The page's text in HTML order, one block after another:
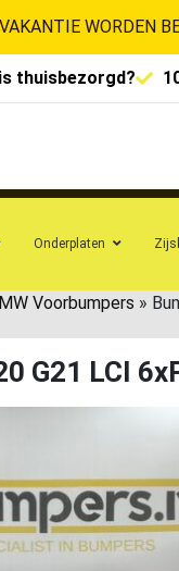
WORDEN
thuisbezorgd?
Onderplaten
Voorbumpers »
G21 LCI